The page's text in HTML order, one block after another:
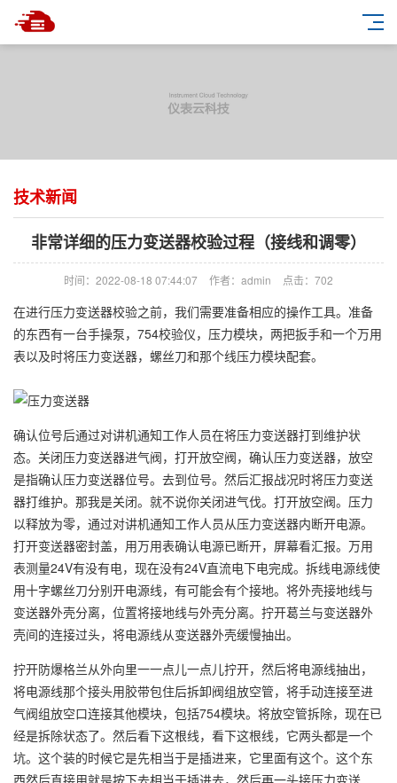
技术新闻
非常详细的压力变送器校验过程（接线和调零）
时间：2022-08-18 07:44:07 作者：admin 点击： 702
在进行压力变送器校验之前，我们需要准备相应的操作工具。准备
的东西有一台手操泵，754校验仪，压力模块，两把扳手和一个万用
表以及时将压力变送器，螺丝刀和那个线压力模块配套。
确认位号后通过对讲机通知工作人员在将压力变送器打到维护状
态。关闭压力变送器进气阀，打开放空阀，确认压力变送器，放空
是指确认压力变送器位号。去到位号。然后汇报战况时将压力变送
器打维护。那我是关闭。就不说你关闭进气伐。打开放空阀。压力
以释放为零，通过对讲机通知工作人员从压力变送器内断开电源。
打开变送器密封盖，用万用表确认电源已断开，屏幕看汇报。万用
表测量24V有没有电，现在没有24V直流电下电完成。拆线电源线使
用十字螺丝刀分别开电源线，有可能会有个接地。将外壳接地线与
变送器外壳分离，位置将接地线与外壳分离。拧开葛兰与变送器外
壳间的连接过头，将电源线从变送器外壳缓慢抽出。
拧开防爆格兰从外向里一一点儿一点儿拧开，然后将电源线抽出，
将电源线那个接头用胶带包住后拆卸阀组放空管，将手动连接至进
气阀组放空口连接其他模块，包括754模块。将放空管拆除，现在已
经是拆除状态了。然后看下这根线，看下这根线，它两头都是一个
坑。这个装的时候它是先相当于是插进来，它里面有这个。这个东
西然后直接用就是按下去相当于插进去，然后再一头接压力变送